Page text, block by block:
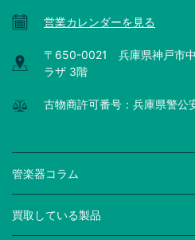
営業カレンダーを見る
〒650-0021 兵庫県神戸市
ラザ 3階
古物商許可番号：兵庫県警
管楽器コラム
買取している製品